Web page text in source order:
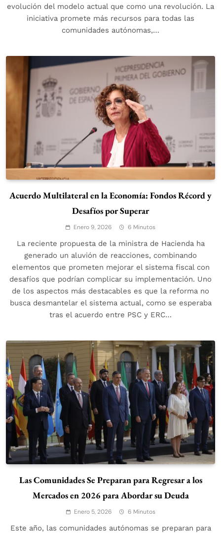
evolución del modelo actual que como una revolución. La
iniciativa promete más recursos para todas las
comunidades autónomas,…
Acuerdo Multilateral en la Economía: Fondos Récord y
Desafíos por Superar
Enero 9, 2026 6 Minutos
La reciente propuesta de la ministra de Hacienda ha
generado un aluvión de reacciones, combinando
elementos que prometen mejorar el sistema fiscal con
desafíos que podrían complicar su implementación. Uno
de los aspectos más destacables es que la reforma no
busca desmantelar el sistema actual, como se esperaba
tras el acuerdo entre PSC y ERC…
Las Comunidades Se Preparan para Regresar a los
Mercados en 2026 para Abordar su Deuda
Enero 5, 2026 6 Minutos
Este año, las comunidades autónomas se preparan para